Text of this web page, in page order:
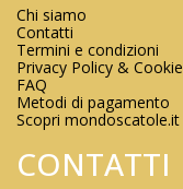
Chi siamo
Contatti
Termini e condizioni
Privacy Policy & Cookie
FAQ
Metodi di pagamento
Scopri mondoscatole.it
CONTATTI